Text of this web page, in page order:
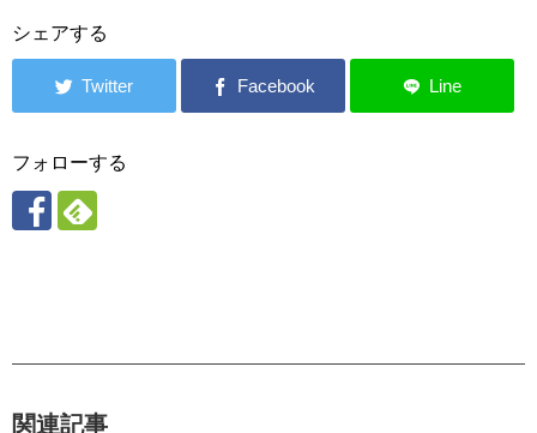
シェアする
フォローする
関連記事